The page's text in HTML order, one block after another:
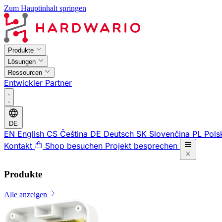
Zum Hauptinhalt springen
Produkte
Lösungen
Ressourcen
Entwickler Partner
DE
EN English CS Čeština DE Deutsch SK Slovenčina PL
Kontakt
Shop besuchen Projekt besprechen
Produkte
Alle anzeigen